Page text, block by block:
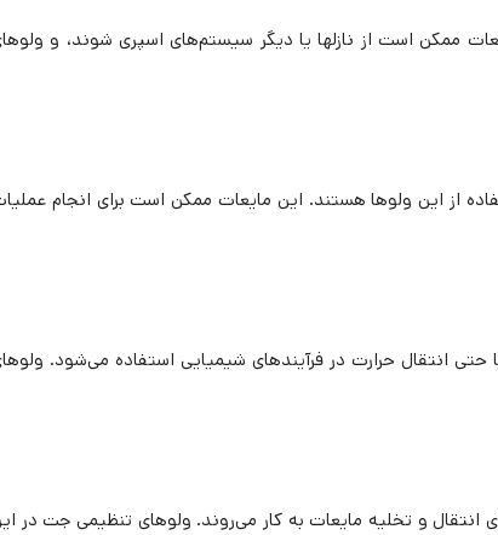
ممکن است از نازلها یا دیگر سیستم‌های اسپری شوند، و
از این ولوها هستند. این مایعات ممکن است برای انجام
حتی انتقال حرارت در فرآیندهای شیمیایی استفاده می‌شود.
انتقال و تخلیه مایعات به کار می‌روند. ولوهای تنظیمی جت در